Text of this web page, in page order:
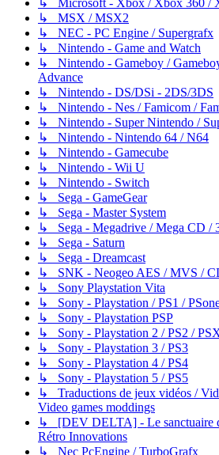
↳ Microsoft - Xbox / Xbox 360 /
↳ MSX / MSX2
↳ NEC - PC Engine / Supergrafx
↳ Nintendo - Game and Watch
↳ Nintendo - Gameboy /
Advance
↳ Nintendo - DS/DSi - 2DS/3DS
↳ Nintendo - Nes / Famicom /
↳ Nintendo - Super Nintendo /
↳ Nintendo - Nintendo 64 / N64
↳ Nintendo - Gamecube
↳ Nintendo - Wii U
↳ Nintendo - Switch
↳ Sega - GameGear
↳ Sega - Master System
↳ Sega - Megadrive / Mega CD /
↳ Sega - Saturn
↳ Sega - Dreamcast
↳ SNK - Neogeo AES / MVS /
↳ Sony Playstation Vita
↳ Sony - Playstation / PS1 /
↳ Sony - Playstation PSP
↳ Sony - Playstation 2 / PS2 /
↳ Sony - Playstation 3 / PS3
↳ Sony - Playstation 4 / PS4
↳ Sony - Playstation 5 / PS5
↳ Traductions de jeux vidéos /
Video games moddings
↳ [DEV DELTA] - Le sanctuaire
Rétro Innovations
↳ Nec PcEngine / TurboGrafx